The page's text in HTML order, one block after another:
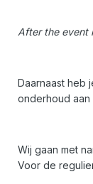
After the event
Daarnaast heb
onderhoud aan
Wij gaan met
Voor de